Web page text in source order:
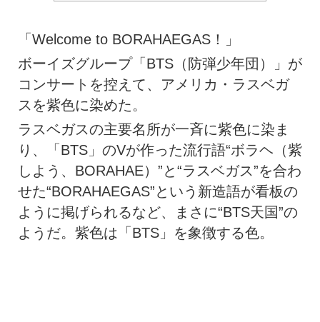
「Welcome to BORAHAEGAS！」
ボーイズグループ「BTS（防弾少年団）」が
コンサートを控えて、アメリカ・ラスベガ
スを紫色に染めた。
ラスベガスの主要名所が一斉に紫色に染ま
り、「BTS」のVが作った流行語“ボラヘ（紫
しよう、BORAHAE）”と“ラスベガス”を合わ
せた“BORAHAEGAS”という新造語が看板の
ように掲げられるなど、まさに“BTS天国”の
ようだ。紫色は「BTS」を象徴する色。